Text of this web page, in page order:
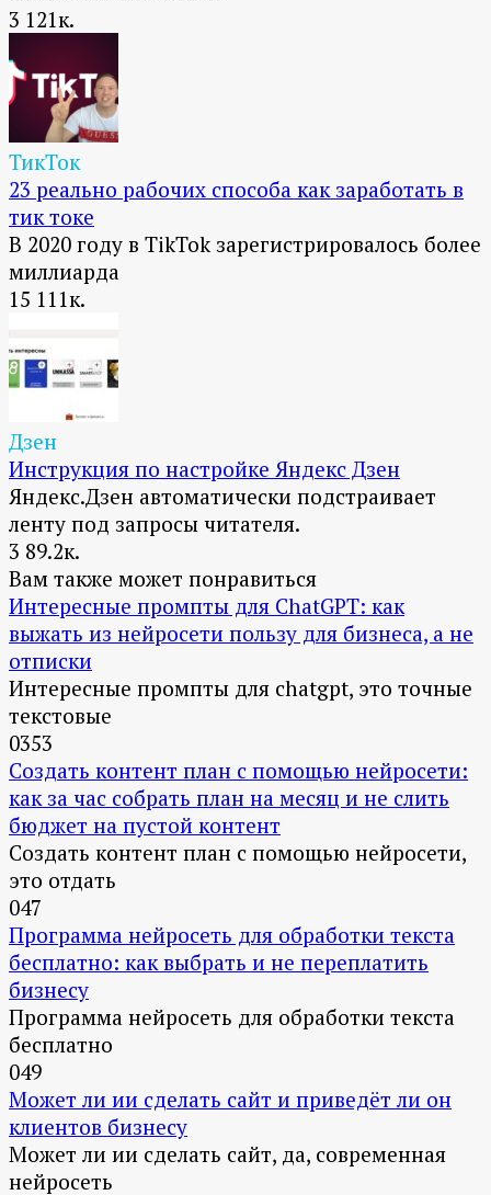
3 121к.
ТикТок
23 реально рабочих способа как заработать в
тик токе
В 2020 году в TikTok зарегистрировалось более
миллиарда
15 111к.
Дзен
Инструкция по настройке Яндекс Дзен
Яндекс.Дзен автоматически подстраивает
ленту под запросы читателя.
3 89.2к.
Вам также может понравиться
Интересные промпты для ChatGPT: как
выжать из нейросети пользу для бизнеса, а не
отписки
Интересные промпты для chatgpt, это точные
текстовые
0353
Создать контент план с помощью нейросети:
как за час собрать план на месяц и не слить
бюджет на пустой контент
Создать контент план с помощью нейросети,
это отдать
047
Программа нейросеть для обработки текста
бесплатно: как выбрать и не переплатить
бизнесу
Программа нейросеть для обработки текста
бесплатно
049
Может ли ии сделать сайт и приведёт ли он
клиентов бизнесу
Может ли ии сделать сайт, да, современная
нейросеть